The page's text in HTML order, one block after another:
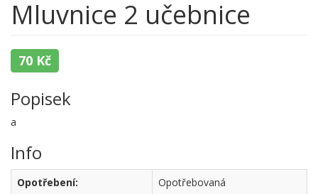
Mluvnice 2 učebnice
70 Kč
Popisek
a
Info
Opotřebení: Opotřebovaná